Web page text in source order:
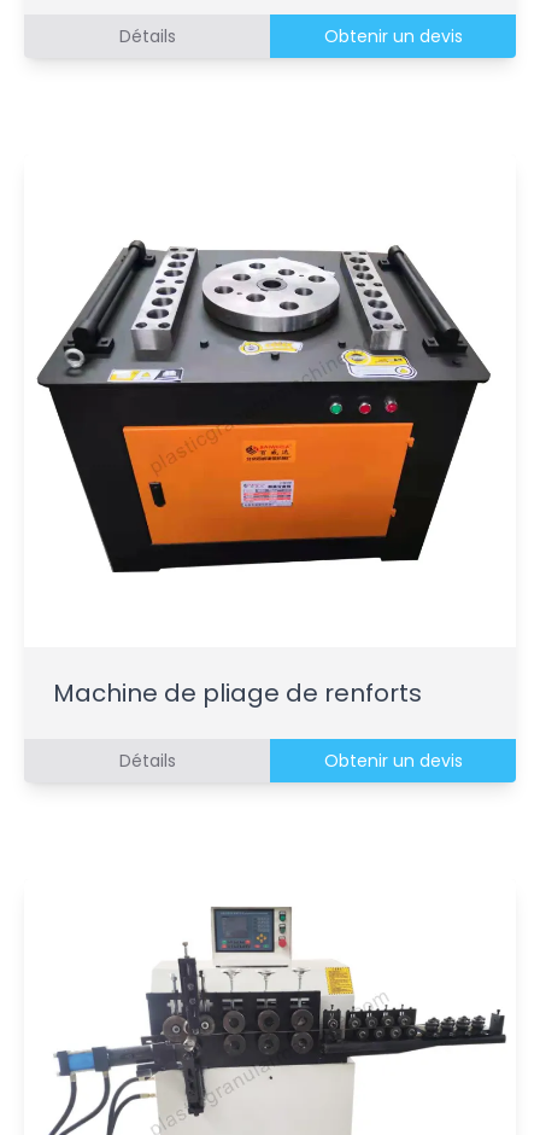
Détails Obtenir un devis
Machine de pliage de renforts
Détails Obtenir un devis